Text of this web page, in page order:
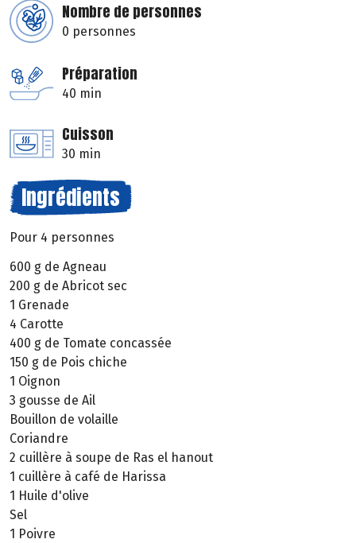
Nombre de personnes
0 personnes
Préparation
40 min
Cuisson
30 min
Ingrédients
Pour 4 personnes
600 g de Agneau
200 g de Abricot sec
1 Grenade
4 Carotte
400 g de Tomate concassée
150 g de Pois chiche
1 Oignon
3 gousse de Ail
Bouillon de volaille
Coriandre
2 cuillère à soupe de Ras el hanout
1 cuillère à café de Harissa
1 Huile d'olive
Sel
1 Poivre